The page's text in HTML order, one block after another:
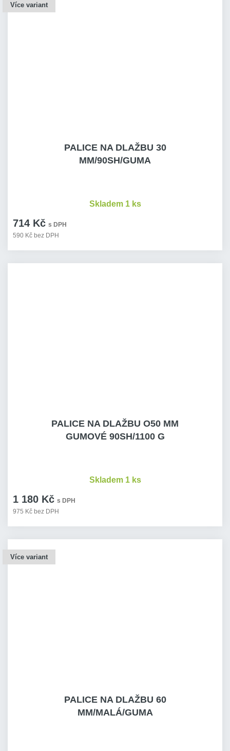
Více variant
PALICE NA DLAŽBU 30
MM/90SH/GUMA
714 Kč s DPH
590 Kč bez DPH
Skladem 1 ks
PALICE NA DLAŽBU O50 MM
GUMOVÉ 90SH/1100 G
1 180 Kč s DPH
975 Kč bez DPH
Skladem 1 ks
Více variant
PALICE NA DLAŽBU 60
MM/MALÁ/GUMA